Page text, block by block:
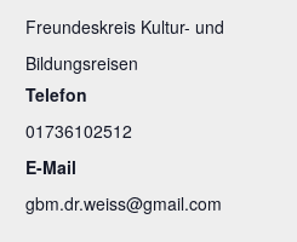
Freundeskreis Kultur- und
Bildungsreisen
Telefon
01736102512
E-Mail
gbm.dr.weiss@gmail.com